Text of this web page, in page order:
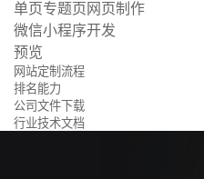
单页专题页网页制作
微信小程序开发
预览
网站定制流程
排名能力
公司文件下载
行业技术文档